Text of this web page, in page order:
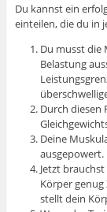
Du kannst ein
einteilen, die du in
Du musst die
Belastung
Durch diesen
Deine
ausgepowert.
Jetzt
Körper
stellt dein